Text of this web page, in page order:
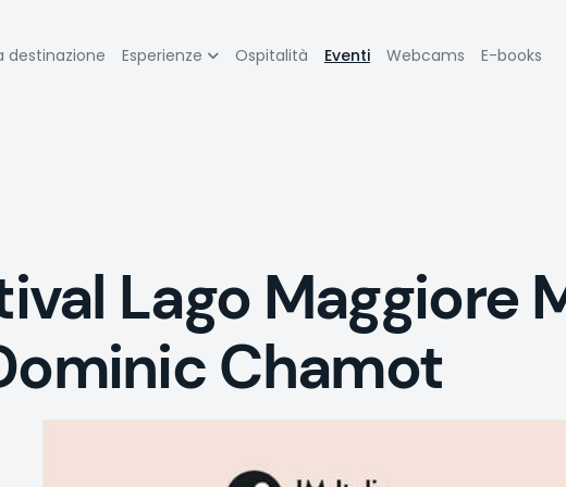
destinazione Esperienze Ospitalità Eventi Webcams E-books
Lago Maggiore
Chamot